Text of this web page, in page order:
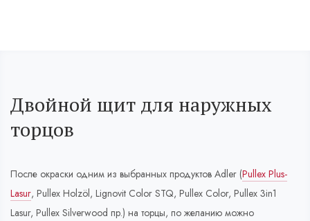
Двойной щит для наружных
торцов
После окраски одним из выбранных продуктов Adler (Pullex Plus-
Lasur, Pullex Holzöl, Lignovit Color STQ, Pullex Color, Pullex 3in1
Lasur, Pullex Silverwood пр.) на торцы, по желанию можно